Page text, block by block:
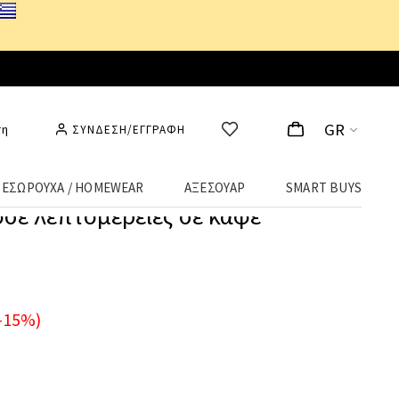
ΣΥΝΔΕΣΗ/ΕΓΓΡΑΦΗ GR
ΕΣΩΡΟΥΧΑ / HOMEWEAR ΑΞΕΣΟΥΑΡ SMART BUYS
λεπτομέρειες σε καφέ